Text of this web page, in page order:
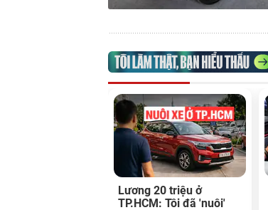
Lương 20 triệu ở
TP.HCM: Tôi đã 'nuôi'